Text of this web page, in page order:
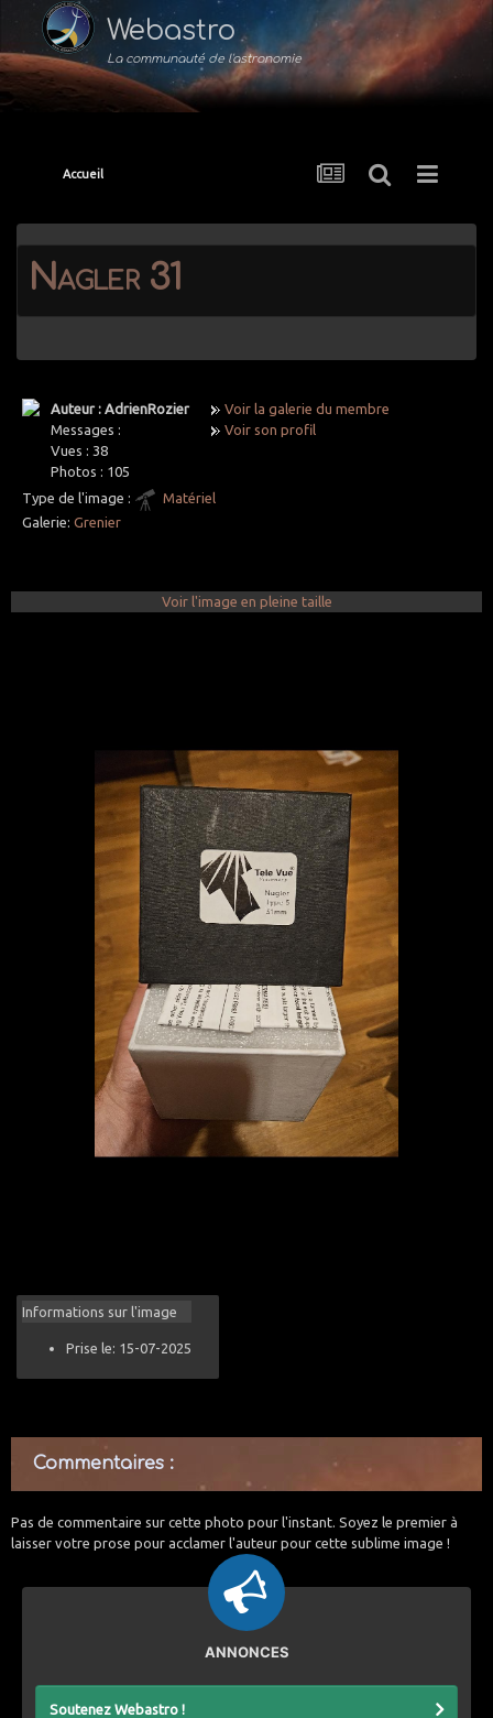
Webastro
La communauté de l'astronomie
Accueil
Nagler 31
Auteur : AdrienRozier
Messages :
Vues : 38
Photos : 105
Voir la galerie du membre
Voir son profil
Type de l'image :
Matériel
Galerie: Grenier
Voir l'image en pleine taille
Informations sur l'image
Prise le: 15-07-2025
Commentaires :
Pas de commentaire sur cette photo pour l'instant. Soyez le premier à
laisser votre prose pour acclamer l'auteur pour cette sublime image !
ANNONCES
Soutenez Webastro !